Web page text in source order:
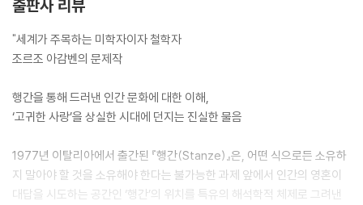
마르크스에 따르면, 노동에 의한 생산품이 상품으로서의 형태를 취하자마
자 띠게 되는 이 “신비로운 성격”은, 더 이상 사용가치(인간의 어떤 특정한
요구를 만족시키기 위해 만들어졌다는 점)만을 가지고 있지 않는 물품과
용가치는 동시에 무언가 다른 것의 물질적 지주이며 그 무언가란 곧 스스
로의 교환가치다. 사용되는 물건인 동시에 가치운반체라는 이중적인 형태
다. 때문에 그것을 구체적으로 향유한다는 것은 축적과 교환을 통해서만
가능하다.
---「오드라덱의 세계」중에서
출판사 리뷰
"세계가 주목하는 미학자이자 철학자
조르조 아감벤의 문제작
행간을 통해 드러낸 인간 문화에 대한 이해,
‘고귀한 사랑’을 상실한 시대에 던지는 진실한 물음
1977년 이탈리아에서 출간된 『행간(Stanze)』은, 어떤 식으로든 소유하
지 말아야 할 것을 소유해야 한다는 불가능한 과제 앞에서 인간의 영혼이
대답을 시도하는 공간인 ‘행간’의 위치를 특유의 해석학적 체제로 그려낸